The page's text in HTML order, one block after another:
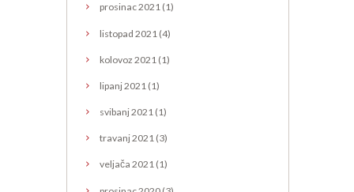
prosinac2021(1)
listopad 2021 (4)
kolovoz 2021 (1)
lipanj2021 (1)
svibanj2021(1)
travanj2021(3)
veljača 2021(1)